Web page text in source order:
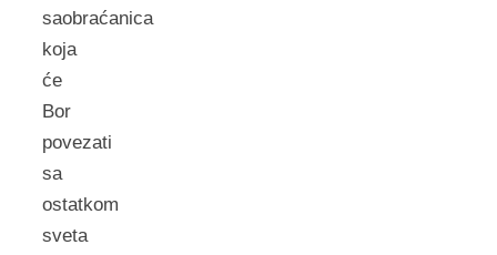
saobraćanica
koja
će
Bor
povezati
sa
ostatkom
sveta